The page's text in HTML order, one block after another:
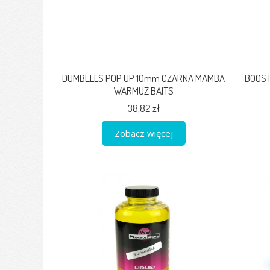
DUMBELLS POP UP 10mm CZARNA MAMBA
WARMUZ BAITS
38,82 zł
Zobacz więcej